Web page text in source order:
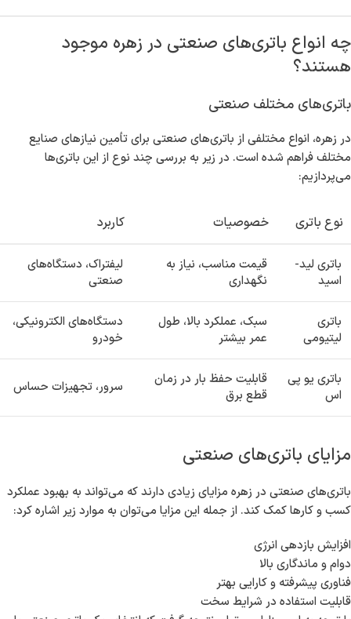
چه انواع باتری‌های صنعتی در زهره موجود
هستند؟
باتری‌های مختلف صنعتی
در زهره، انواع مختلفی از باتری‌های صنعتی برای تأمین نیازهای صنایع
مختلف فراهم شده است. در زیر به بررسی چند نوع از این باتری‌ها
می‌پردازیم:
نوع باتری خصوصیات کاربرد
باتری لید-
اسید
قیمت مناسب، نیاز به
نگهداری
لیفتراک، دستگاه‌های
صنعتی
باتری
لیتیومی
سبک، عملکرد بالا، طول
عمر بیشتر
دستگاه‌های الکترونیکی،
خودرو
باتری یو پی
اس
قابلیت حفظ بار در زمان
قطع برق
سرور، تجهیزات حساس
مزایای باتری‌های صنعتی
باتری‌های صنعتی در زهره مزایای زیادی دارند که می‌تواند به بهبود عملکرد
کسب و کارها کمک کند. از جمله این مزایا می‌توان به موارد زیر اشاره کرد:
افزایش بازدهی انرژی
دوام و ماندگاری بالا
فناوری پیشرفته و کارایی بهتر
قابلیت استفاده در شرایط سخت